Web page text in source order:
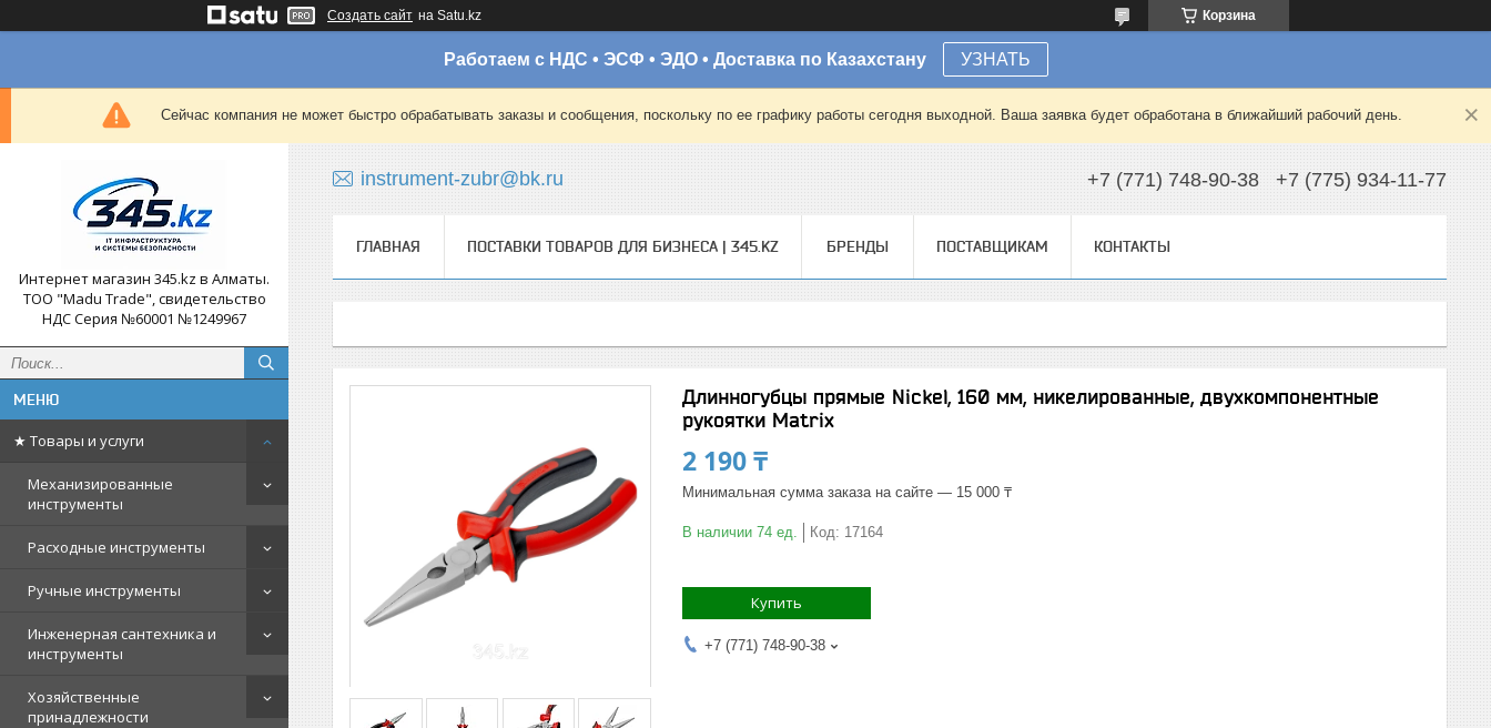
Создать сайт на Satu.kz Корзина
Работаем с НДС • ЭСФ • ЭДО • Доставка по Казахстану УЗНАТЬ
Сейчас компания не может быстро обрабатывать заказы и сообщения, поскольку по ее графику работы сегодня выходной. Ваша заявка будет обработана в ближайший рабочий день.
Интернет магазин 345.kz в Алматы.
ТОО "Madu Trade", свидетельство
НДС Серия №60001 №1249967
★ Товары и услуги
Механизированные
инструменты
Расходные инструменты
Ручные инструменты
Инженерная сантехника и
инструменты
Хозяйственные
принадлежности
instrument-zubr@bk.ru +7 (771) 748-90-38 +7 (775) 934-11-77
ГЛАВНАЯ ПОСТАВКИ ТОВАРОВ ДЛЯ БИЗНЕСА | 345.KZ БРЕНДЫ ПОСТАВЩИКАМ КОНТАКТЫ
Длинногубцы прямые Nickel, 160 мм, никелированные, двухкомпонентные
рукоятки Matrix
2 190 ₸
Минимальная сумма заказа на сайте — 15 000 ₸
В наличии 74 ед. Код: 17164
Купить
+7 (771) 748-90-38